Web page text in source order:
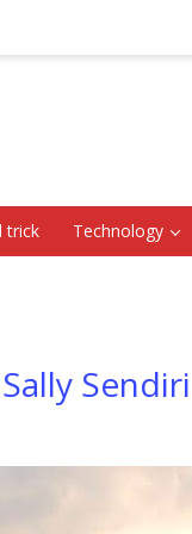
trick Technology
Sendiri